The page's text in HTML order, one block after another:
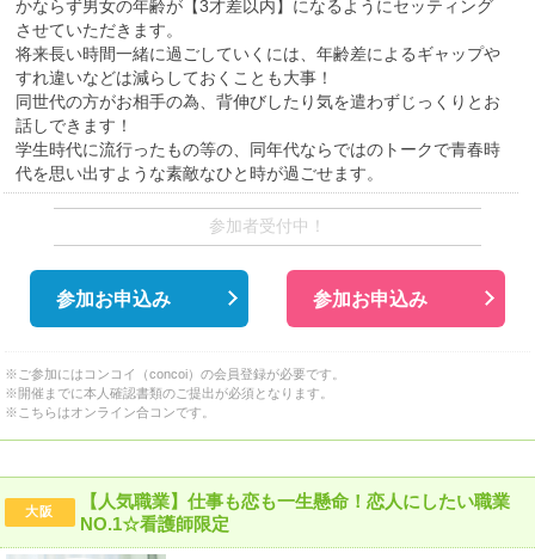
かならず男女の年齢が【3才差以内】になるようにセッティング
させていただきます。
将来長い時間一緒に過ごしていくには、年齢差によるギャップや
すれ違いなどは減らしておくことも大事！
同世代の方がお相手の為、背伸びしたり気を遣わずじっくりとお
話しできます！
学生時代に流行ったもの等の、同年代ならではのトークで青春時
代を思い出すような素敵なひと時が過ごせます。
参加者受付中！
参加お申込み 参加お申込み
※ご参加にはコンコイ（concoi）の会員登録が必要です。
※開催までに本人確認書類のご提出が必須となります。
※こちらはオンライン合コンです。
大阪
【人気職業】仕事も恋も一生懸命！恋人にしたい職業
NO.1☆看護師限定